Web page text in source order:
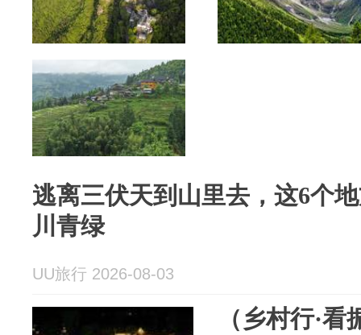
逃离三伏天到山里去，这6个
川青绿
UU旅行 2026-08-03
（乡村行·